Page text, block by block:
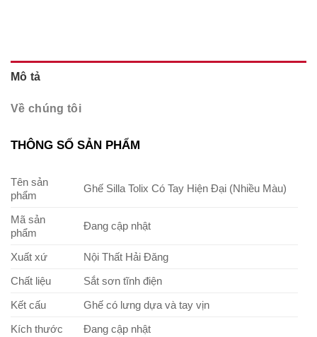
Mô tả
Về chúng tôi
THÔNG SỐ SẢN PHẨM
Tên sản
phẩm
Ghế Silla Tolix Có Tay Hiện Đại (Nhiều Màu)
Mã sản
phẩm
Đang cập nhật
Xuất xứ
Nội Thất Hải Đăng
Chất liệu
Sắt sơn tĩnh điện
Kết cấu
Ghế có lưng dựa và tay vịn
Kích thước
Đang cập nhật